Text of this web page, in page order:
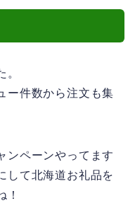
。
ー件数から注文も集
ンペーンやってます
して北海道お礼品を
！